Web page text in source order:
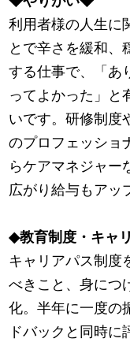
利用者様の人生に
とで辛さを緩和、
する仕事で、「あ
ってよかった」と
いです。研修制度
のプロフェッショ
らケアマネジャー
広がり給与もアッ
◆教育制度・キャ
キャリアパス制度
べきこと、身につ
化。半年に一度の
ドバックと同時